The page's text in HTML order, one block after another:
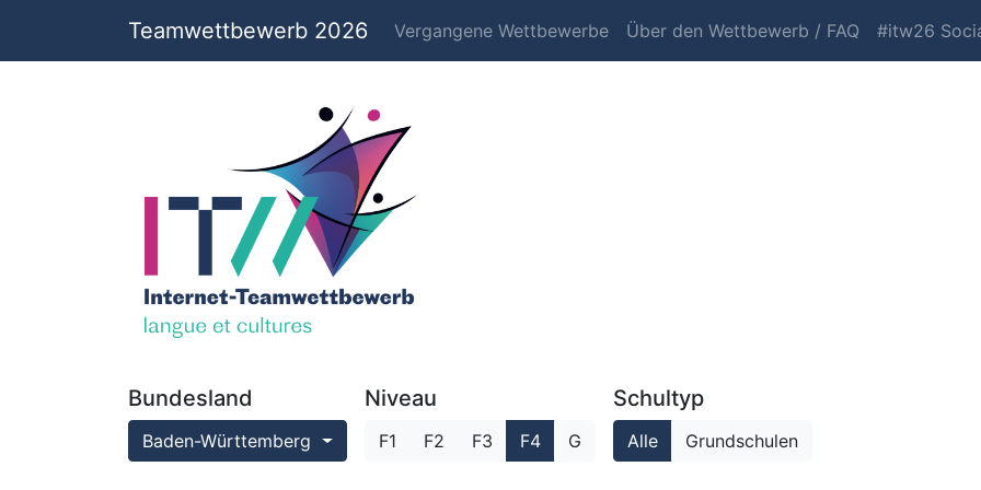
Teamwettbewerb 2026 Vergangene Wettbewerbe Über den Wettbewerb / FAQ #itw26
Bundesland
Baden-Württemberg
Niveau
F1 F2 F3 F4 G
Schultyp
Alle Grundschulen